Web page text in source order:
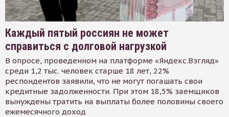
Каждый пятый россиян не может
справиться с долговой нагрузкой
В опросе, проведенном на платформе «Яндекс.Взгляд»
среди 1,2 тыс. человек старше 18 лет, 22%
респондентов заявили, что не могут погашать свои
кредитные задолженности. При этом 18,5% заемщиков
вынуждены тратить на выплаты более половины своего
ежемесячного доход